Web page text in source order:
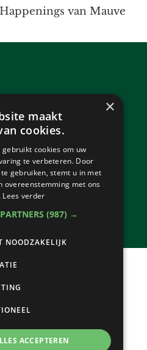
Happenings van Mauve
×
maakt
cookies.
gebruikt cookies om uw
te verbeteren. Door
gebruiken, stemt u in met
overeenstemming met ons
Lees verder
(987) →
NOODZAKELIJK
ACCEPTEREN